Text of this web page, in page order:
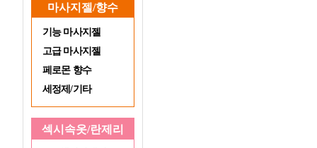
마사지젤/향수
기능 마사지젤
고급 마사지젤
페로몬 향수
세정제/기타
섹시속옷/란제리